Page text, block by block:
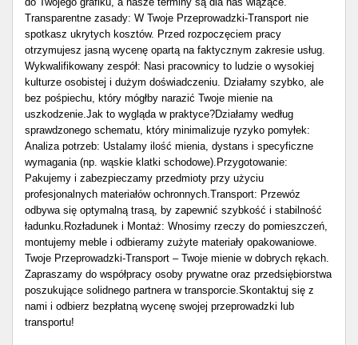
Transparentne zasady: W Twoje Przeprowadzki-Transport nie
spotkasz ukrytych kosztów. Przed rozpoczęciem pracy
otrzymujesz jasną wycenę opartą na faktycznym zakresie usług. ​
Wykwalifikowany zespół: Nasi pracownicy to ludzie o wysokiej
kulturze osobistej i dużym doświadczeniu. Działamy szybko, ale
bez pośpiechu, który mógłby narazić Twoje mienie na
uszkodzenie. ​Jak to wygląda w praktyce? ​Działamy według
sprawdzonego schematu, który minimalizuje ryzyko pomyłek: ​
Analiza potrzeb: Ustalamy ilość mienia, dystans i specyficzne
wymagania (np. wąskie klatki schodowe). ​Przygotowanie:
Pakujemy i zabezpieczamy przedmioty przy użyciu
profesjonalnych materiałów ochronnych. ​Transport: Przewóz
odbywa się optymalną trasą, by zapewnić szybkość i stabilność
ładunku. ​Rozładunek i Montaż: Wnosimy rzeczy do pomieszczeń,
montujemy meble i odbieramy zużyte materiały opakowaniowe. ​
Twoje Przeprowadzki-Transport – Twoje mienie w dobrych rękach.
Zapraszamy do współpracy osoby prywatne oraz przedsiębiorstwa
poszukujące solidnego partnera w transporcie. ​Skontaktuj się z
nami i odbierz bezpłatną wycenę swojej przeprowadzki lub
transportu!